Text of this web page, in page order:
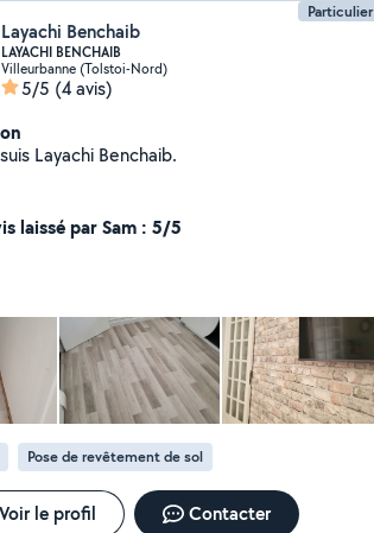
Particulier
Layachi Benchaib
LAYACHI BENCHAIB
Villeurbanne (Tolstoi-Nord)
5/5 (4 avis)
Layachi Benchaib.
laissé par Sam : 5/5
Pose de revêtement de sol
Voir le profil Contacter